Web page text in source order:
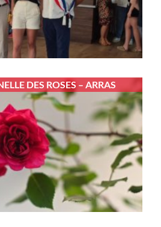
DES ROSES – ARRAS